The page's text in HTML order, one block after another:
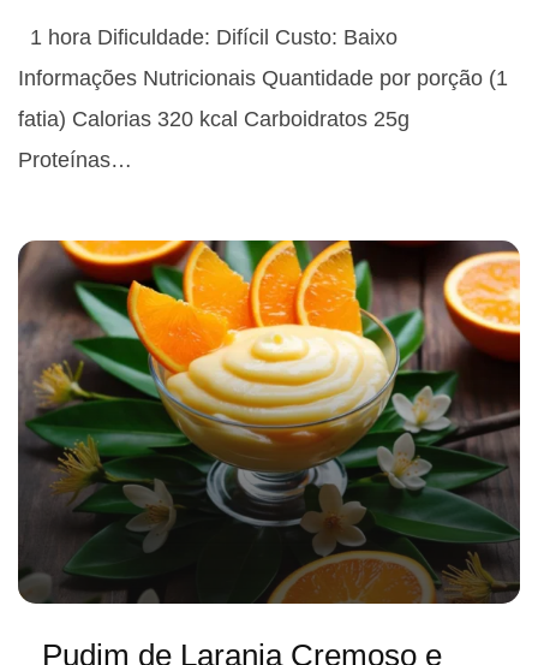
1 hora Dificuldade: Difícil Custo: Baixo
Informações Nutricionais Quantidade por porção (1
fatia) Calorias 320 kcal Carboidratos 25g
Proteínas…
Pudim de Laranja Cremoso e